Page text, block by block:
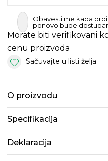
Obavesti me kada
ponovo bude
Morate biti verifikovani
cenu proizvoda
Sačuvajte u listi želja
O proizvodu
Specifikacija
Deklaracija